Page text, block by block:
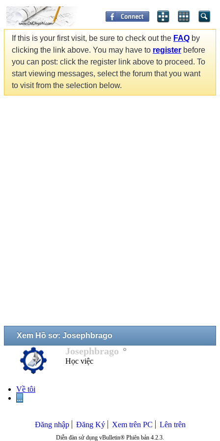
If this is your first visit, be sure to check out the FAQ by
clicking the link above. You may have to register before
you can post: click the register link above to proceed. To
start viewing messages, select the forum that you want
to visit from the selection below.
Xem Hồ sơ: Josephbrago
Josephbrago
Học việc
Về tôi
...
Đăng nhập Đăng Ký Xem trên PC Lên trên
Diễn đàn sử dụng vBulletin® Phiên bản 4.2.3.